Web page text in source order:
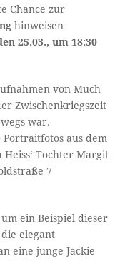
Chance zur
hinweisen
25.03., um 18:30
von Much
Zwischenkriegszeit
war.
aus dem
Tochter Margit
7
ein Beispiel dieser
elegant
eine junge Jackie